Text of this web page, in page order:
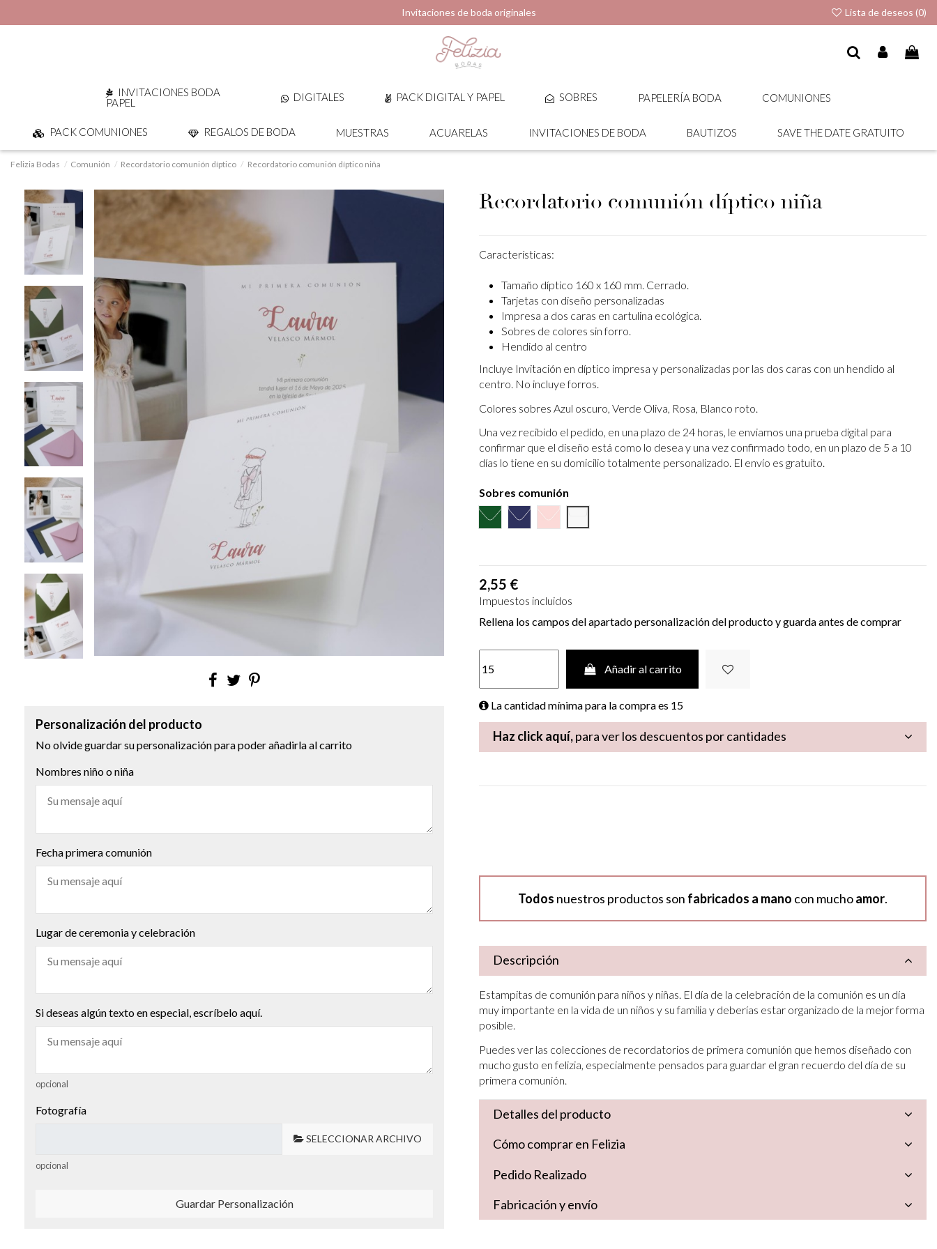
Invitaciones de boda originales Lista de deseos (0)
INVITACIONES BODA
PAPEL
DIGITALES PACK DIGITAL Y PAPEL SOBRES PAPELERÍA BODA COMUNIONES
PACK COMUNIONES REGALOS DE BODA MUESTRAS ACUARELAS INVITACIONES DE BODA BAUTIZOS SAVE THE DATE GRATUITO
Felizia Bodas Comunión Recordatorio comunión díptico Recordatorio comunión díptico niña
Personalización del producto
No olvide guardar su personalización para poder añadirla al carrito
Nombres niño o niña
Fecha primera comunión
Lugar de ceremonia y celebración
Si deseas algún texto en especial, escríbelo aquí.
opcional
Fotografía
SELECCIONAR ARCHIVO
opcional
Guardar Personalización
Recordatorio comunión díptico niña
Características:
Tamaño díptico 160 x 160 mm. Cerrado.
Tarjetas con diseño personalizadas
Impresa a dos caras en cartulina ecológica.
Sobres de colores sin forro.
Hendido al centro
Incluye Invitación en díptico impresa y personalizadas por las dos caras con un hendido al
centro. No incluye forros.
Colores sobres Azul oscuro, Verde Oliva, Rosa, Blanco roto.
Una vez recibido el pedido, en una plazo de 24 horas, le enviamos una prueba digital para
confirmar que el diseño está como lo desea y una vez confirmado todo, en un plazo de 5 a 10
días lo tiene en su domicilio totalmente personalizado. El envío es gratuito.
Sobres comunión
Verde OlivaAzul Marino
2,55 €
Impuestos incluidos
Rellena los campos del apartado personalización del producto y guarda antes de comprar
Añadir al carrito
La cantidad mínima para la compra es 15
Haz click aquí,para ver los descuentos por cantidades
Todos nuestros productos son fabricados a mano con muchoamor.
Descripción
Estampitas de comunión para niños y niñas. El día de la celebración de la comunión es un día
muy importante en la vida de un niños y su familia y deberías estar organizado de la mejor forma
posible.
Puedes ver las colecciones de recordatorios de primera comunión que hemos diseñado con
mucho gusto en felizia, especialmente pensados para guardar el gran recuerdo del día de su
primera comunión.
Detalles del producto
Cómo comprar en Felizia
Pedido Realizado
Fabricación y envío